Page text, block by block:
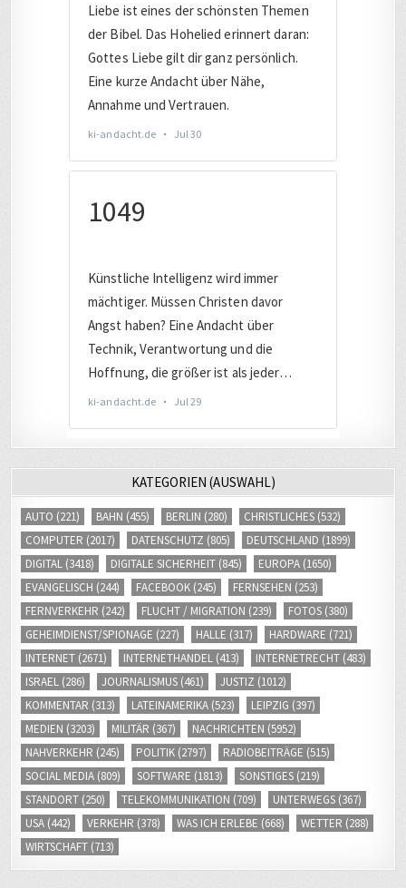
AUTO(221) BAHN(455) BERLIN(280) CHRISTLICHES(532)
COMPUTER
(2017) DATENSCHUTZ (805) DEUTSCHLAND(1899)
DIGITAL (3418) DIGITALE SICHERHEIT(845) EUROPA(1650)
EVANGELISCH (244) FACEBOOK(245) FERNSEHEN(253)
FERNVERKEHR(242) FLUCHT / MIGRATION(239) FOTOS
GEHEIMDIENST/SPIONAGE(227) HALLE (317) HARDWARE(721)
INTERNET(2671) INTERNETHANDEL(413) INTERNETRECHT(483)
ISRAEL(286) JOURNALISMUS(461) JUSTIZ
(1012)
KOMMENTAR
(313) LATEINAMERIKA (523) LEIPZIG
MEDIEN(3203) MILITÄR(367) NACHRICHTEN(5952)
NAHVERKEHR(245) POLITIK (2797) RADIOBEITRÄGE
SOCIAL MEDIA (809) SOFTWARE(1813) SONSTIGES(219)
STANDORT(250) TELEKOMMUNIKATION (709) UNTERWEGS
USA(442) VERKEHR(378) WAS ICH ERLEBE (668) WETTER(288)
WIRTSCHAFT(713)